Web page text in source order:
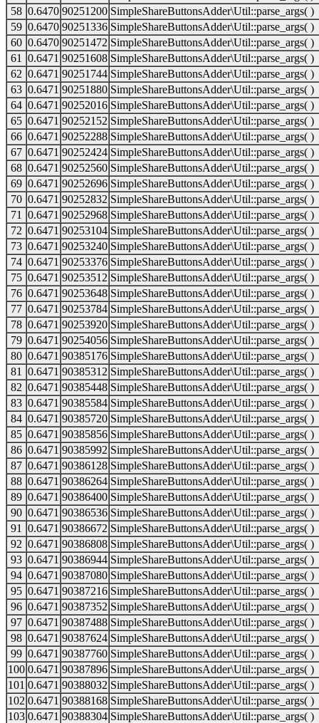
58 0.6470 90251200 SimpleShareButtonsAdder\Util::parse_args( )
59 0.6470 90251336 SimpleShareButtonsAdder\Util::parse_args( )
60 0.6470 90251472 SimpleShareButtonsAdder\Util::parse_args( )
61
0.6471 90251608 SimpleShareButtonsAdder\Util::parse_args( )
62 0.6471 90251744 SimpleShareButtonsAdder\Util::parse_args( )
63 0.6471 90251880 SimpleShareButtonsAdder\Util::parse_args( )
64 0.6471 90252016 SimpleShareButtonsAdder\Util::parse_args( )
65 0.6471 90252152 SimpleShareButtonsAdder\Util::parse_args( )
66 0.6471 90252288 SimpleShareButtonsAdder\Util::parse_args( )
67 0.6471 90252424 SimpleShareButtonsAdder\Util::parse_args( )
68 0.6471 90252560 SimpleShareButtonsAdder\Util::parse_args( )
69 0.6471 90252696 SimpleShareButtonsAdder\Util::parse_args( )
70 0.6471 90252832 SimpleShareButtonsAdder\Util::parse_args( )
71
0.6471 90252968 SimpleShareButtonsAdder\Util::parse_args( )
72 0.6471 90253104 SimpleShareButtonsAdder\Util::parse_args( )
73 0.6471 90253240 SimpleShareButtonsAdder\Util::parse_args( )
74 0.6471 90253376 SimpleShareButtonsAdder\Util::parse_args( )
75 0.6471 90253512 SimpleShareButtonsAdder\Util::parse_args( )
76 0.6471 90253648 SimpleShareButtonsAdder\Util::parse_args( )
77 0.6471 90253784 SimpleShareButtonsAdder\Util::parse_args( )
78 0.6471 90253920 SimpleShareButtonsAdder\Util::parse_args( )
79 0.6471 90254056 SimpleShareButtonsAdder\Util::parse_args( )
80 0.6471 90385176 SimpleShareButtonsAdder\Util::parse_args( )
81
0.6471 90385312 SimpleShareButtonsAdder\Util::parse_args( )
82 0.6471 90385448 SimpleShareButtonsAdder\Util::parse_args( )
83 0.6471 90385584 SimpleShareButtonsAdder\Util::parse_args( )
84 0.6471 90385720 SimpleShareButtonsAdder\Util::parse_args( )
85 0.6471 90385856 SimpleShareButtonsAdder\Util::parse_args( )
86 0.6471 90385992 SimpleShareButtonsAdder\Util::parse_args( )
87 0.6471 90386128 SimpleShareButtonsAdder\Util::parse_args( )
88 0.6471 90386264 SimpleShareButtonsAdder\Util::parse_args( )
89 0.6471 90386400 SimpleShareButtonsAdder\Util::parse_args( )
90 0.6471 90386536 SimpleShareButtonsAdder\Util::parse_args( )
91
0.6471 90386672 SimpleShareButtonsAdder\Util::parse_args( )
92 0.6471 90386808 SimpleShareButtonsAdder\Util::parse_args( )
93 0.6471 90386944 SimpleShareButtonsAdder\Util::parse_args( )
94 0.6471 90387080 SimpleShareButtonsAdder\Util::parse_args( )
95 0.6471 90387216 SimpleShareButtonsAdder\Util::parse_args( )
96 0.6471 90387352 SimpleShareButtonsAdder\Util::parse_args( )
97 0.6471 90387488 SimpleShareButtonsAdder\Util::parse_args( )
98 0.6471 90387624 SimpleShareButtonsAdder\Util::parse_args( )
99 0.6471 90387760 SimpleShareButtonsAdder\Util::parse_args( )
100 0.6471 90387896 SimpleShareButtonsAdder\Util::parse_args( )
101 0.6471 90388032 SimpleShareButtonsAdder\Util::parse_args( )
102 0.6471 90388168 SimpleShareButtonsAdder\Util::parse_args( )
103 0.6471 90388304 SimpleShareButtonsAdder\Util::parse_args( )